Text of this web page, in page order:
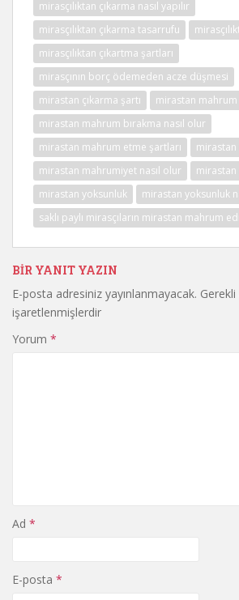
mirasçılıktan çıkarma nasıl yapılır
mirasçılıktan çıkarma tasarrufu
mirasçılıktan çıkartma şartları
mirasçının borç ödemeden acze düşmesi
mirastan çıkarma şartı
mirastan mahrum
mirastan mahrum bırakma nasıl olur
mirastan mahrum etme şartları
mirastan mahrumiyet nasıl olur
mirastan yoksunluk
mirastan yoksunluk
saklı paylı mirasçıların mirastan mahrum
BIR YANIT YAZIN
E-posta adresiniz yayınlanmayacak.
işaretlenmişlerdir
Yorum *
Ad *
E-posta *